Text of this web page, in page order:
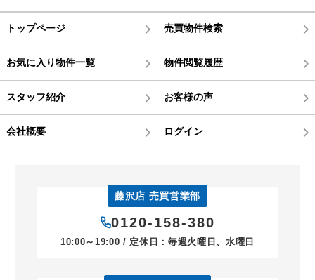
トップページ 売買物件検索
お気に入り物件一覧 物件閲覧履歴
スタッフ紹介 お客様の声
会社概要 ログイン
藤沢店 売買営業部
0120-158-380
10:00～19:00 / 定休日：毎週火曜日、水曜日